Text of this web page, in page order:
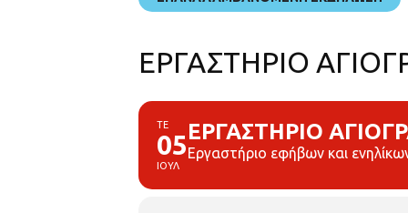
ΕΡΓΑΣΤΗΡΙΟ
ΤΕ
05
ΙΟΥΛ
ΕΡΓΑΣΤΗΡΙΟ
Εργαστήριο εφήβων και